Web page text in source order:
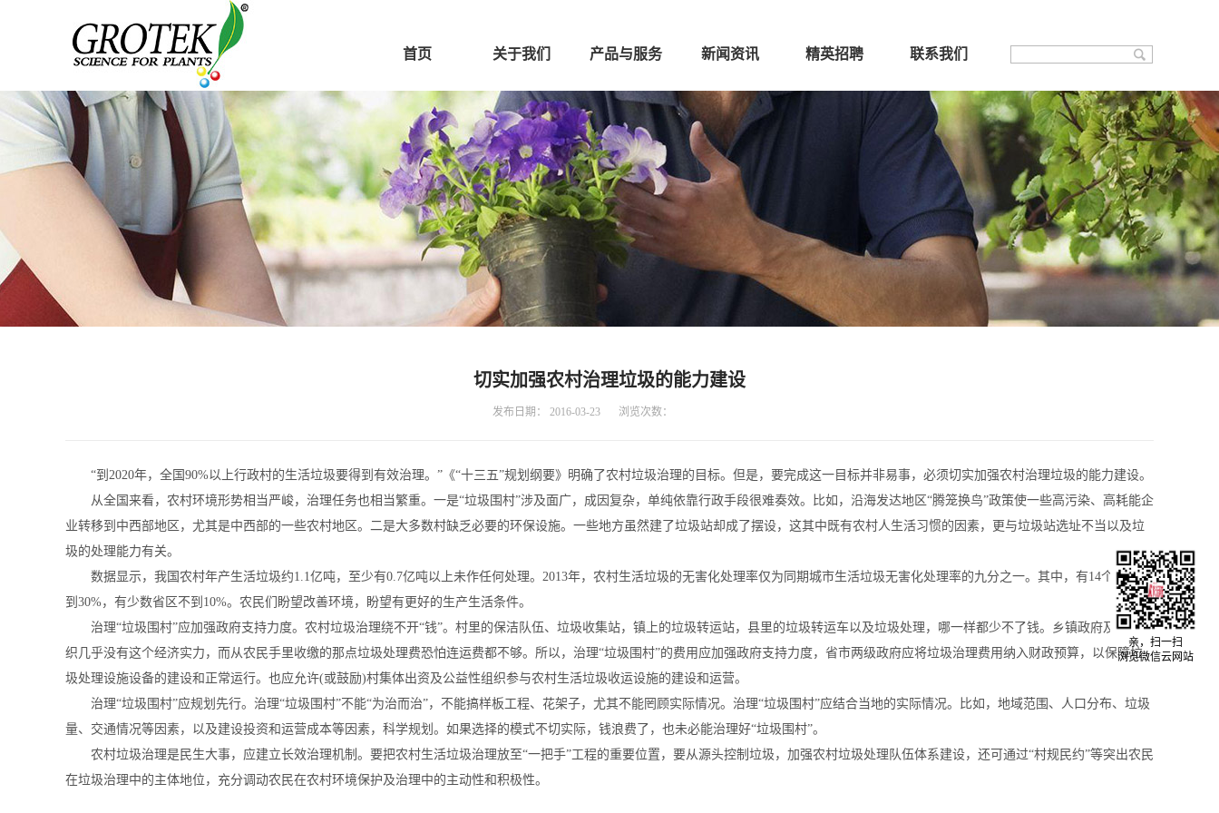
首页 关于我们 产品与服务 新闻资讯 精英招聘 联系我们
切实加强农村治理垃圾的能力建设
发布日期： 2016-03-23 浏览次数：
“到2020年，全国90%以上行政村的生活垃圾要得到有效治理。”《“十三五”规划纲要》明确了农村垃圾治理的目标。但是，要完成这一目标并非易事，必须切实加强农村治理垃圾的能力建设。
从全国来看，农村环境形势相当严峻，治理任务也相当繁重。一是“垃圾围村”涉及面广，成因复杂，单纯依靠行政手段很难奏效。比如，沿海发达地区“腾笼换鸟”政策使一些高污染、高耗能企
业转移到中西部地区，尤其是中西部的一些农村地区。二是大多数村缺乏必要的环保设施。一些地方虽然建了垃圾站却成了摆设，这其中既有农村人生活习惯的因素，更与垃圾站选址不当以及垃
圾的处理能力有关。
数据显示，我国农村年产生活垃圾约1.1亿吨，至少有0.7亿吨以上未作任何处理。2013年，农村生活垃圾的无害化处理率仅为同期城市生活垃圾无害化处理率的九分之一。其中，有14个省市不
到30%，有少数省区不到10%。农民们盼望改善环境，盼望有更好的生产生活条件。
治理“垃圾围村”应加强政府支持力度。农村垃圾治理绕不开“钱”。村里的保洁队伍、垃圾收集站，镇上的垃圾转运站，县里的垃圾转运车以及垃圾处理，哪一样都少不了钱。乡镇政府及村社组
织几乎没有这个经济实力，而从农民手里收缴的那点垃圾处理费恐怕连运费都不够。所以，治理“垃圾围村”的费用应加强政府支持力度，省市两级政府应将垃圾治理费用纳入财政预算，以保障垃
圾处理设施设备的建设和正常运行。也应允许(或鼓励)村集体出资及公益性组织参与农村生活垃圾收运设施的建设和运营。
治理“垃圾围村”应规划先行。治理“垃圾围村”不能“为治而治”，不能搞样板工程、花架子，尤其不能罔顾实际情况。治理“垃圾围村”应结合当地的实际情况。比如，地域范围、人口分布、垃圾
量、交通情况等因素，以及建设投资和运营成本等因素，科学规划。如果选择的模式不切实际，钱浪费了，也未必能治理好“垃圾围村”。
农村垃圾治理是民生大事，应建立长效治理机制。要把农村生活垃圾治理放至“一把手”工程的重要位置，要从源头控制垃圾，加强农村垃圾处理队伍体系建设，还可通过“村规民约”等突出农民
在垃圾治理中的主体地位，充分调动农民在农村环境保护及治理中的主动性和积极性。
亲，扫一扫
浏览微信云网站